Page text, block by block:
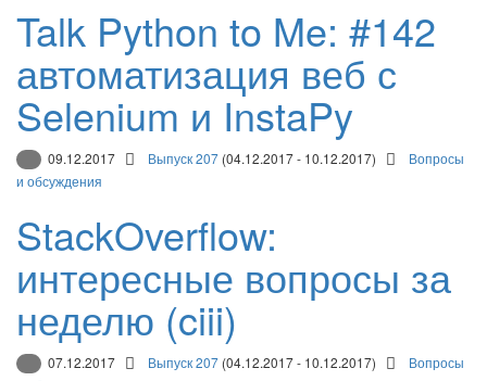
Talk Python to Me: #142
автоматизация веб с
Selenium и InstaPy
09.12.2017 Выпуск 207 (04.12.2017 - 10.12.2017)
Вопросы
и обсуждения
StackOverflow:
интересные вопросы за
неделю (ciii)
07.12.2017 Выпуск 207 (04.12.2017 - 10.12.2017)
Вопросы